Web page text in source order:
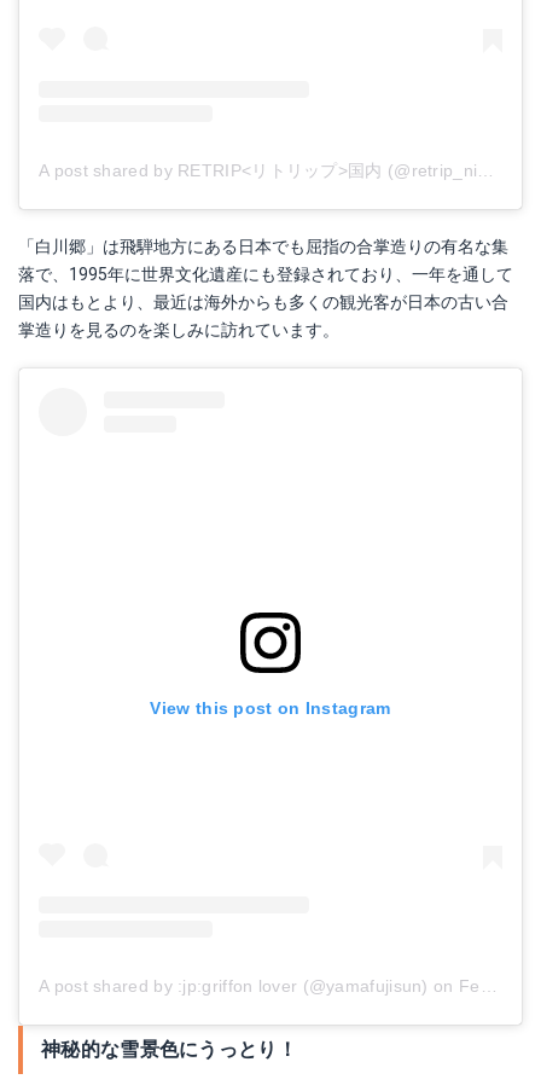
「白川郷」は飛騨地方にある日本でも屈指の合掌造りの有名な集
落で、1995年に世界文化遺産にも登録されており、一年を通して
国内はもとより、最近は海外からも多くの観光客が日本の古い合
掌造りを見るのを楽しみに訪れています。
View this post on Instagram
A post shared by :jp:griffon lover (@yamafujisun) on Feb 14, 2018 at 2:23am PST
神秘的な雪景色にうっとり！